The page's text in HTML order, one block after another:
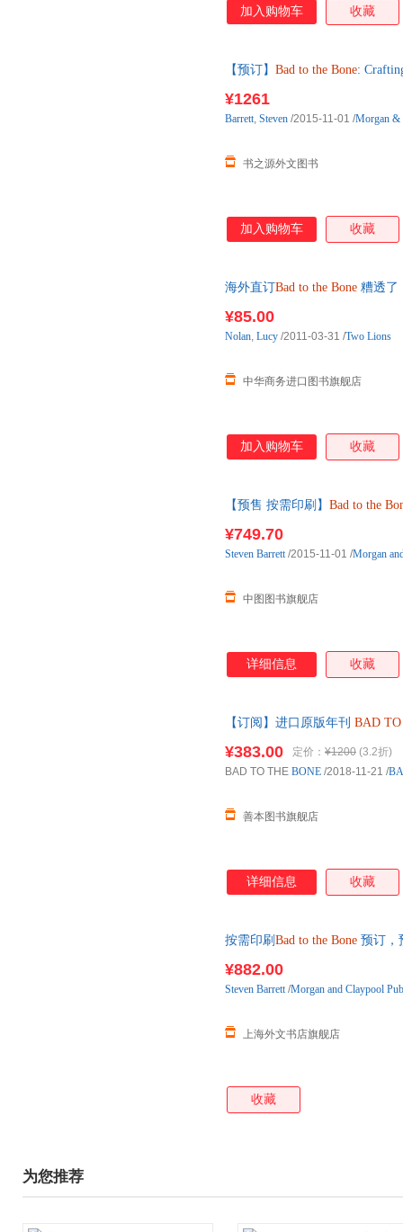
加入购物车 收藏
【预订】 Bad to the Bone:
¥1261
书之源外文图书
Barrett, Steven /2015-11-01 /Morgan &
加入购物车 收藏
海外直订Bad to the Bone 糟透了
¥85.00
中华商务进口图书旗舰店
Nolan, Lucy /2011-03-31 /Two Lions
加入购物车 收藏
【预售 按需印刷】 Bad to the
¥749.70
中图图书旗舰店
Steven Barrett/2015-11-01 /Morgan
详细信息 收藏
【订阅】进口原版年刊 BAD TO
年订阅2期 A119
¥383.00 定价： ¥1200 (3.2折)
善本图书旗舰店
BAD TO THE BONE /2018-11-21 /
详细信息 收藏
按需印刷 Bad to the Bone 预订，
¥882.00
上海外文书店旗舰店
Steven Barrett/Morgan and Claypool
收藏
为您推荐